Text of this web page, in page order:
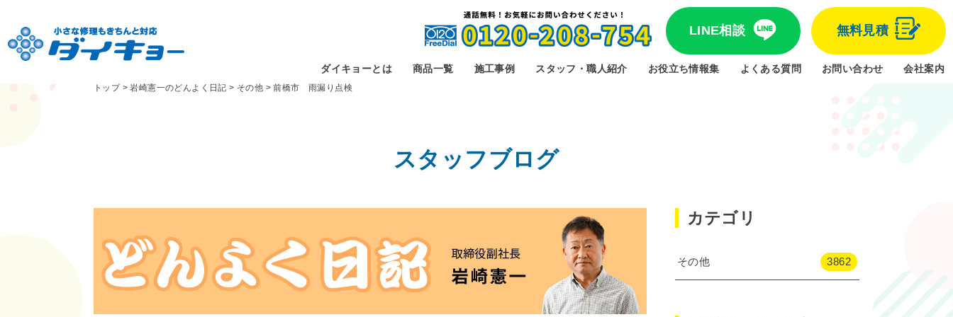
LINE相談 無料見積
ダイキョーとは 商品一覧 施工事例 スタッフ・職人紹介 お役立ち情報集 よくある質問 お問い合わせ 会社案内
トップ>岩崎憲一のどんよく日記 > その他 >前橋市 雨漏り点検
スタッフブログ
カテゴリ
その他 3862